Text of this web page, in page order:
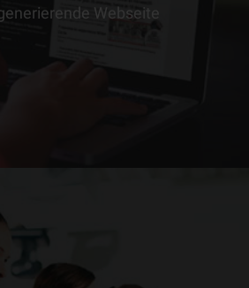
Webseite
> ERFAHRE MEHR